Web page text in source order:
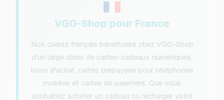
VGO-Shop pour France
Nos clients français bénéficient chez VGO-Shop
d'un large choix de cartes-cadeaux numériques,
bons d'achat, cartes prépayées pour téléphones
mobiles et cartes de paiement. Que vous
souhaitiez acheter un cadeau ou recharger votre